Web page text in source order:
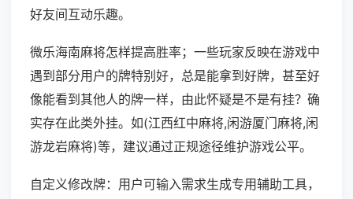
好友间互动乐趣。
微乐海南麻将怎样提高胜率；一些玩家反映在游戏中
遇到部分用户的牌特别好，总是能拿到好牌，甚至好
像能看到其他人的牌一样，由此怀疑是不是有挂？确
实存在此类外挂。如(江西红中麻将,闲游厦门麻将,闲
游龙岩麻将)等，建议通过正规途径维护游戏公平。
自定义修改牌：用户可输入需求生成专用辅助工具，